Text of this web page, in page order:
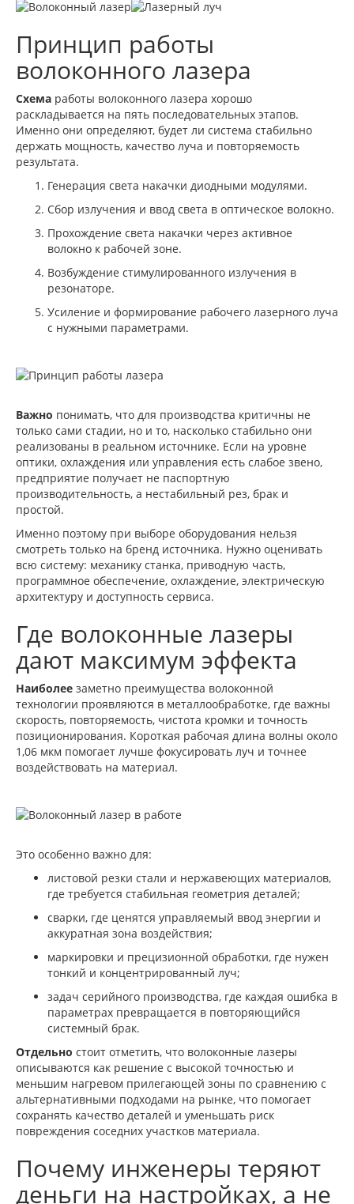
Принцип работы
волоконного лазера
Схема работы волоконного лазера хорошо
раскладывается на пять последовательных этапов.
Именно они определяют, будет ли система стабильно
держать мощность, качество луча и повторяемость
результата.
Генерация света накачки диодными модулями.
Сбор излучения и ввод света в оптическое волокно.
Прохождение света накачки через активное
волокно к рабочей зоне.
Возбуждение стимулированного излучения в
резонаторе.
Усиление и формирование рабочего лазерного луча
с нужными параметрами.
Важно понимать, что для производства критичны не
только сами стадии, но и то, насколько стабильно они
реализованы в реальном источнике. Если на уровне
оптики, охлаждения или управления есть слабое звено,
предприятие получает не паспортную
производительность, а нестабильный рез, брак и
простой.
Именно поэтому при выборе оборудования нельзя
смотреть только на бренд источника. Нужно оценивать
всю систему: механику станка, приводную часть,
программное обеспечение, охлаждение, электрическую
архитектуру и доступность сервиса.
Где волоконные лазеры
дают максимум эффекта
Наиболее заметно преимущества волоконной
технологии проявляются в металлообработке, где важны
скорость, повторяемость, чистота кромки и точность
позиционирования. Короткая рабочая длина волны около
1,06 мкм помогает лучше фокусировать луч и точнее
воздействовать на материал.
Это особенно важно для:
листовой резки стали и нержавеющих материалов,
где требуется стабильная геометрия деталей;
сварки, где ценятся управляемый ввод энергии и
аккуратная зона воздействия;
маркировки и прецизионной обработки, где нужен
тонкий и концентрированный луч;
задач серийного производства, где каждая ошибка в
параметрах превращается в повторяющийся
системный брак.
Отдельно стоит отметить, что волоконные лазеры
описываются как решение с высокой точностью и
меньшим нагревом прилегающей зоны по сравнению с
альтернативными подходами на рынке, что помогает
сохранять качество деталей и уменьшать риск
повреждения соседних участков материала.
Почему инженеры теряют
деньги на настройках, а не